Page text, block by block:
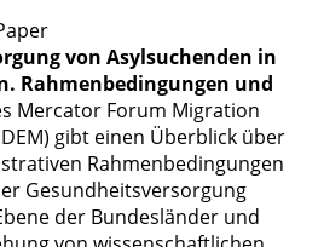
von Asylsuchenden in
Rahmenbedingungen und
Mercator Forum Migration
gibt einen Überblick über
Rahmen­bedingungen
Gesundheitsversorgung
der Bundesländer und